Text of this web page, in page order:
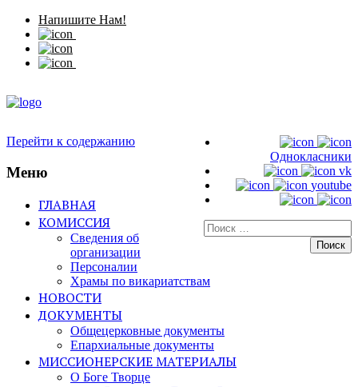
Напишите Нам!
Однокласники
vk
youtube
Искать:
Перейти к содержанию
Меню
ГЛАВНАЯ
КОМИССИЯ
Сведения об
организации
Персоналии
Храмы по викариатствам
НОВОСТИ
ДОКУМЕНТЫ
Общецерковные документы
Епархиальные документы
МИССИОНЕРСКИЕ МАТЕРИАЛЫ
О Боге Творце